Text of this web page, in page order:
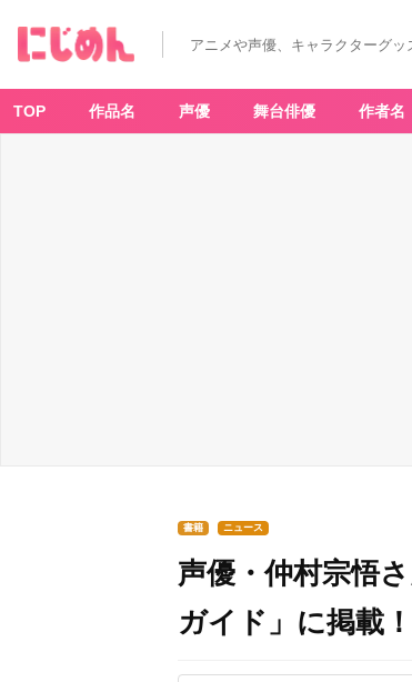
アニメや声優、キャラクターグ
TOP 作品名 声優 舞台俳優 作者名
書籍 ニュース
声優・仲村宗悟
ガイド」に掲載